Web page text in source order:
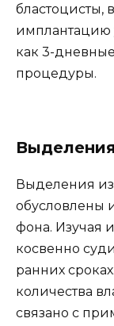
бластоцисты,
имплантацию
как 3-
процедуры.
Выделения
обусловлены
фона. Изучая
косвенно
ранних
количества
связано с